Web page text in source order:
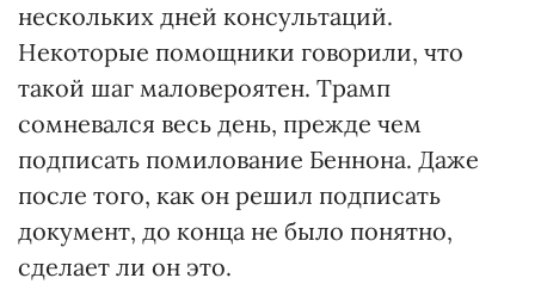
нескольких дней консультаций.
Некоторые помощники говорили, что
такой шаг маловероятен. Трамп
сомневался весь день, прежде чем
подписать помилование Беннона. Даже
после того, как он решил подписать
документ, до конца не было понятно,
сделает ли он это.